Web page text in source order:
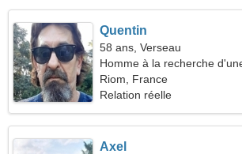
Quentin
58 ans, Verseau
Homme à la recherche
56
Riom, France
Relation réelle
Axel